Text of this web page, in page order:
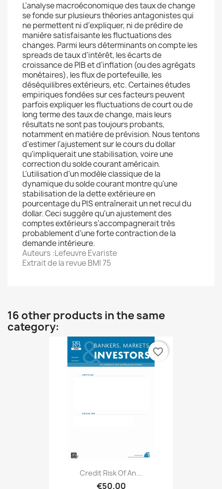
L'analyse macroéconomique des taux de change
se fonde sur plusieurs théories antagonistes qui
ne permettent ni d'expliquer, ni de prédire de
manière satisfaisante les fluctuations des
changes. Parmi leurs déterminants on compte les
spreads de taux d'intérêt, les écarts de
croissance de PIB et d'inflation (ou des agrégats
monétaires), les flux de portefeuille, les
déséquilibres extérieurs, etc. Certaines études
empiriques fondées sur ces facteurs peuvent
parfois expliquer les fluctuations de court ou de
long terme des taux de change, mais leurs
résultats ne sont pas toujours probants,
notamment en matière de prévision. Nous tentons
d'estimer l'ajustement sur le cours du dollar
qu'impliquerait une stabilisation, voire une
correction du solde courant américain.
L'utilisation d'un modèle classique de la
dynamique du solde courant montre qu'une
stabilisation de la dette extérieure en
pourcentage du PIS entraînerait un net recul du
dollar. Ceci suggère qu'un ajustement des
comptes extérieurs s'accompagnerait très
probablement d'une forte contraction de la
demande intérieure.
Auteurs :Lefeuvre Evariste
Extrait de la revue BMI 75
16 other products in the same
category:
Credit Risk Of An...
€50.00
favorite_border